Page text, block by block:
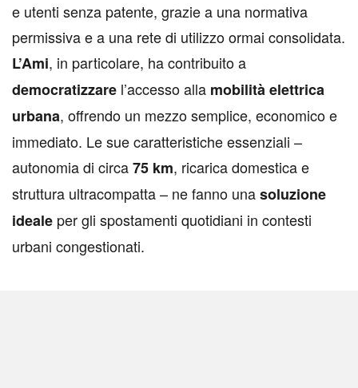
e utenti senza patente, grazie a una normativa
permissiva e a una rete di utilizzo ormai consolidata.
L’Ami, in particolare, ha contribuito a
democratizzare l’accesso alla mobilità elettrica
urbana, offrendo un mezzo semplice, economico e
immediato. Le sue caratteristiche essenziali –
autonomia di circa75 km, ricarica domestica e
struttura ultracompatta – ne fanno unasoluzione
ideale per gli spostamenti quotidiani in contesti
urbani congestionati.